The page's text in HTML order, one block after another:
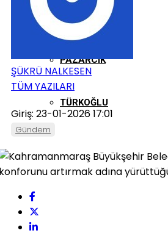
ONIKIŞUBAT
PAZARCIK
TÜRKOĞLU
ŞÜKRÜ NALKESEN
TÜM YAZILARI
Giriş: 23-01-2026 17:01
Gündem